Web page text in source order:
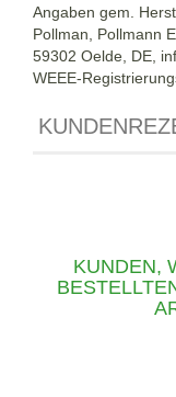
Angaben gem.
Pollman, Pollmann
59302 Oelde, DE,
WEEE-
KUNDEN,